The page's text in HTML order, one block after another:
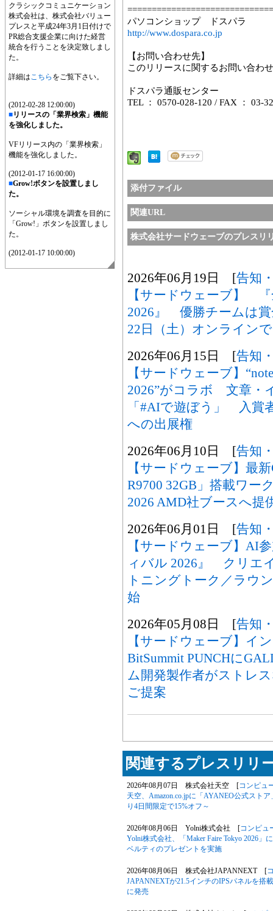
クラシックコミュニケーション
株式会社は、株式会社バリュー
プレスと平成24年3月1日付けで
PR総合支援企業に向けた経営
統合を行うことを決定致しまし
た。
詳細はこちら をご覧下さい。
(2012-02-28 12:00:00)
■リリースの「業界検索」機能
を強化しました。
VFリリース内の「業界検索」
機能を強化しました。
(2012-01-17 16:00:00)
■Grow!ボタンを設置しまし
た。
ソーシャル環境を調査を目的に
「Grow!」ボタンを設置しまし
た。
(2012-01-17 10:00:00)
パソコンショップ ドスパラ
http://www.dospara.co.jp
【お問い合わせ先】
このリリースに関するお問い合わ
ドスパラ通販センター
TEL ： 0570-028-120 / FAX ： 03-
添付ファイル
関連URL
株式会社サードウェーブのプレスリ
2026年06月19日 [告知
【サードウェーブ】
2026』 優勝チームは
22日（土）オンライン
2026年06月15日 [告知
【サードウェーブ】
2026”がコラボ 文章・
「#AIで遊ぼう」 入賞
への出展権
2026年06月10日 [告知
【サードウェーブ】最
R9700 32GB」搭載ワ
2026 AMD社ブースへ提
2026年06月01日 [告知
【サードウェーブ】AI
ィバル 2026』 クリエ
トニングトーク／ラウ
始
2026年05月08日 [告知
【サードウェーブ】イ
BitSummit PUNCHに
ム開発製作者がストレ
ご提案
関連するプレスリリ
2026年08月07日 株式会社天空 [コンピュ
天空、Amazon.co.jpに「AYANEO公式スト
り4日間限定で15%オフ～
2026年08月06日 Yolni株式会社 [コンピュ
Yolni株式会社、「Maker Faire Tokyo 2026
ベルティのプレゼントを実施
2026年08月06日 株式会社JAPANNEXT [
JAPANNEXTが21.5インチのIPSパネルを搭
に発売